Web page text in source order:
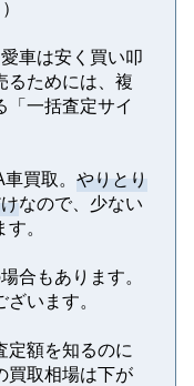
車は安く買い叩
るためには、複
「一括査定サイ
買取。 やりとり
なので、少ない
。
合もあります。
います。
定額を知るのに
買取相場は下が